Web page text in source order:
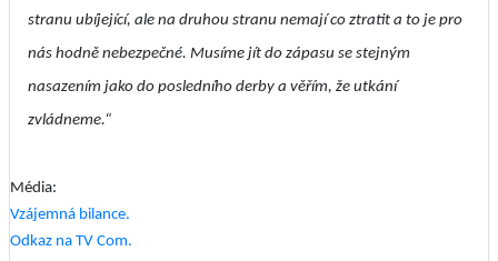
stranu ubíjející, ale na druhou stranu nemají co ztratit a to je pro
nás hodně nebezpečné. Musíme jít do zápasu se stejným
nasazením jako do posledního derby a věřím, že utkání
zvládneme.“
Média:
Vzájemná bilance.
Odkaz na TV Com.